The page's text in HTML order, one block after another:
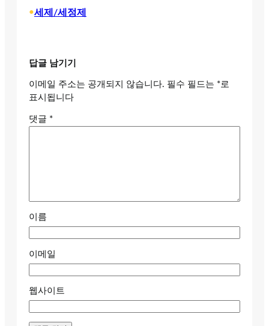
•세제/세정제
답글 남기기
이메일 주소는 공개되지 않습니다. 필수 필드는 *로
표시됩니다
댓글 *
이름
이메일
웹사이트